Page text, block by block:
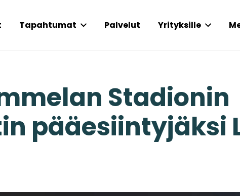
Tapahtumat Palvelut Yrityksille
Stadionin
pääesiintyjäksi